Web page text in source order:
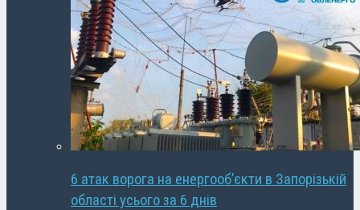
6 атак ворога на енергооб’єкти в Запорізькій
області усього за 6 днів